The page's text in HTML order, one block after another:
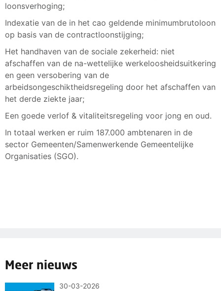
loonsverhoging;
Indexatie van de in het cao geldende minimumbrutoloon
op basis van de contractloonstijging;
Het handhaven van de sociale zekerheid: niet
afschaffen van de na-wettelijke werkeloosheidsuitkering
en geen versobering van de
arbeidsongeschiktheidsregeling door het afschaffen van
het derde ziekte jaar;
Een goede verlof & vitaliteitsregeling voor jong en oud.
In totaal werken er ruim 187.000 ambtenaren in de
sector Gemeenten/Samenwerkende Gemeentelijke
Organisaties (SGO).
Meer nieuws
30-03-2026